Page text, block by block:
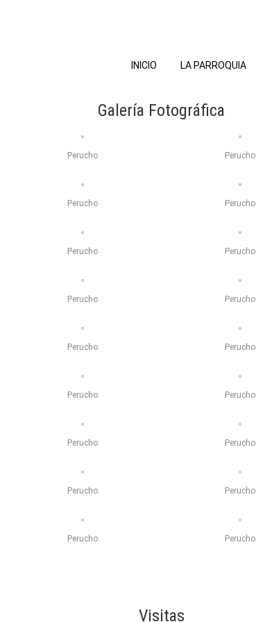
INICIO LA PARROQUIA
Galería Fotográfica
Perucho Perucho
Perucho Perucho
Perucho Perucho
Perucho Perucho
Perucho Perucho
Perucho Perucho
Perucho Perucho
Perucho Perucho
Perucho Perucho
Visitas